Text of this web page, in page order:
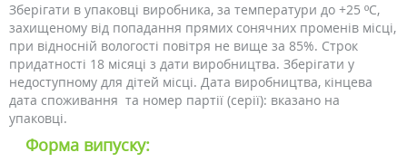
Зберігати в упаковці виробника, за температури до +25 ºС,
захищеному від попадання прямих сонячних променів місці,
при відносній вологості повітря не вище за 85%. Строк
придатності 18 місяці з дати виробництва. Зберігати у
недоступному для дітей місці. Дата виробництва, кінцева
дата споживання та номер партії (серії): вказано на
упаковці.
Форма випуску: